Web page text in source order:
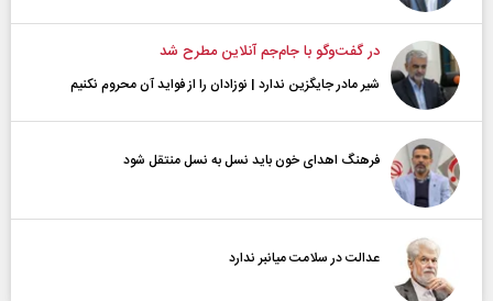
در گفت‌و‌گو با جام‌جم آنلاین مطرح شد
شیر مادر جایگزین ندارد | نوزادان را از فواید آن محروم نکنیم
فرهنگ اهدای خون باید نسل به نسل منتقل شود
عدالت در سلامت میانبر ندارد